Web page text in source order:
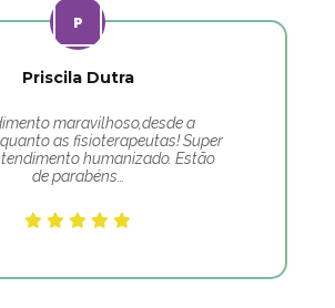
Priscila Dutra
maravilhoso,desde a
as fisioterapeutas! Super
humanizado. Estão
de parabéns…